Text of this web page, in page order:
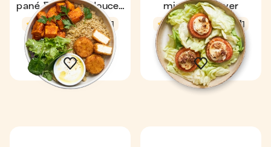
pané & patates douces
au air-fryer
4,9 24 min 1
miel au air-fryer
4,7 34 min 1